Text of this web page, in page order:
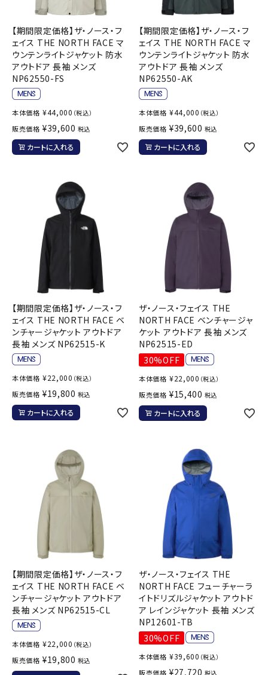
【期間限定価格】ザ・ノース・フ
ェイス THE NORTH FACE マ
ウンテンライトジャケット 防水
アウトドア 長袖 メンズ
NP62550-FS
本体価格 ¥44,000 （税込）
販売価格 ¥39,600 税込
カートに入れる
【期間限定価格】ザ・ノース・フ
ェイス THE NORTH FACE マ
ウンテンライトジャケット 防水
アウトドア 長袖 メンズ
NP62550-AK
本体価格 ¥44,000 （税込）
販売価格 ¥39,600 税込
カートに入れる
【期間限定価格】ザ・ノース・フ
ェイス THE NORTH FACE ベ
ンチャージャケット アウトドア
長袖 メンズ NP62515-K
本体価格 ¥22,000 （税込）
販売価格 ¥19,800 税込
カートに入れる
ザ・ノース・フェイス THE
NORTH FACE ベンチャージャ
ケット アウトドア 長袖 メンズ
NP62515-ED
30%OFF
本体価格 ¥22,000 （税込）
販売価格 ¥15,400 税込
カートに入れる
【期間限定価格】ザ・ノース・フ
ェイス THE NORTH FACE ベ
ンチャージャケット アウトドア
長袖 メンズ NP62515-CL
本体価格 ¥22,000 （税込）
販売価格 ¥19,800 税込
ザ・ノース・フェイス THE
NORTH FACE フューチャーラ
イトドリズルジャケット アウトド
ア レインジャケット 長袖 メンズ
NP12601-TB
30%OFF
本体価格 ¥39,600 （税込）
販売価格 ¥27,720 税込